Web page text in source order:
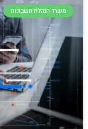
משרד הנהלת חשבונות